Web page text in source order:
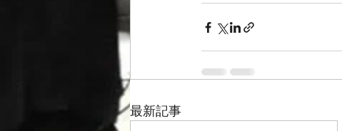
最新記事